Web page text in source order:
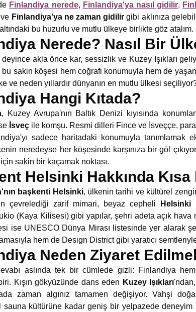
Finlandiya nerede, Finlandiya'ya nasıl gidilir,
ve Finlandiya'ya ne zaman gidilir gibi aklınıza
bu huzurlu ve mutlu ülkeye birlikte göz atalım.
Nerede? Nasıl Bir
akla önce kar, sessizlik ve Kuzey Işıkları
bu sakin köşesi hem coğrafi konumuyla hem de
ve neden yıllardır dünyanın en mutlu ülkesi
Hangi Kıtada?
, Kuzey Avrupa'nın Baltık Denizi kıyısında
İsveç ile komşu. Resmi dilleri Fince ve İsveççe,
sadece haritadaki konumuyla tanımlamak
neredeyse her köşesinde karşınıza bir göl
sakin bir kaçamak noktası.
Helsinki Hakkında
başkenti Helsinki, ülkenin tarihi ve kültürel
çevrelediği zarif mimari, beyaz cepheli
Helsinki
(Kaya Kilisesi) gibi yapılar, şehri adeta açık
ise UNESCO Dünya Mirası listesinde yer alarak
hem de Design District gibi yaratıcı
Neden Ziyaret
aslında tek bir cümlede gizli: Finlandiya
Kışın gökyüzünde dans eden Kuzey Işıkları
zaman algınız tamamen değişiyor. Vahşi
sauna kültürüne kadar geniş bir yelpazede